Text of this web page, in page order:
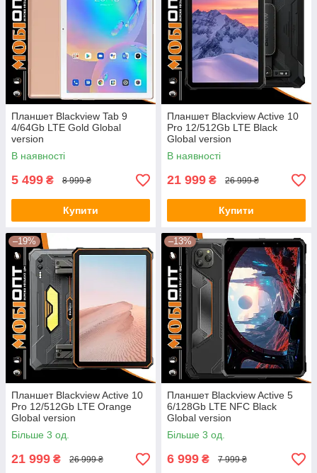
Планшет Blackview Tab 9
4/64Gb LTE Gold Global
version
В наявності
5 499 ₴ 8 999 ₴
Купити
Планшет Blackview Active 10
Pro 12/512Gb LTE Black
Global version
В наявності
21 999 ₴ 26 999 ₴
Купити
–19%
Планшет Blackview Active 10
Pro 12/512Gb LTE Orange
Global version
Більше 3 од.
21 999 ₴ 26 999 ₴
–13%
Планшет Blackview Active 5
6/128Gb LTE NFC Black
Global version
Більше 3 од.
6 999 ₴ 7 999 ₴